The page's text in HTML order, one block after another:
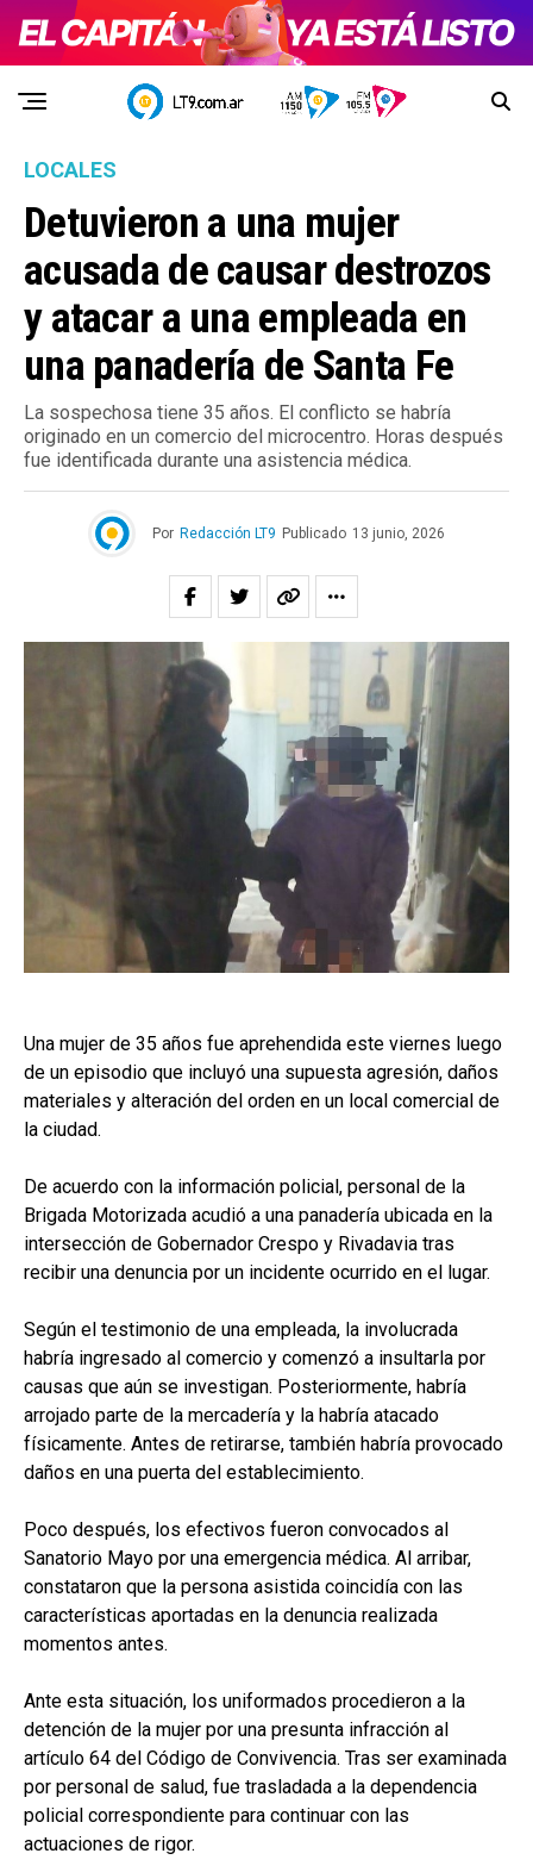
LOCALES
Detuvieron a una mujer
acusada de causar destrozos
y atacar a una empleada en
una panadería de Santa Fe
La sospechosa tiene 35 años. El conflicto se habría
originado en un comercio del microcentro. Horas después
fue identificada durante una asistencia médica.
Por Redacción LT9 Publicado 13 junio, 2026
Una mujer de 35 años fue aprehendida este viernes luego
de un episodio que incluyó una supuesta agresión, daños
materiales y alteración del orden en un local comercial de
la ciudad.
De acuerdo con la información policial, personal de la
Brigada Motorizada acudió a una panadería ubicada en la
intersección de Gobernador Crespo y Rivadavia tras
recibir una denuncia por un incidente ocurrido en el lugar.
Según el testimonio de una empleada, la involucrada
habría ingresado al comercio y comenzó a insultarla por
causas que aún se investigan. Posteriormente, habría
arrojado parte de la mercadería y la habría atacado
físicamente. Antes de retirarse, también habría provocado
daños en una puerta del establecimiento.
Poco después, los efectivos fueron convocados al
Sanatorio Mayo por una emergencia médica. Al arribar,
constataron que la persona asistida coincidía con las
características aportadas en la denuncia realizada
momentos antes.
Ante esta situación, los uniformados procedieron a la
detención de la mujer por una presunta infracción al
artículo 64 del Código de Convivencia. Tras ser examinada
por personal de salud, fue trasladada a la dependencia
policial correspondiente para continuar con las
actuaciones de rigor.